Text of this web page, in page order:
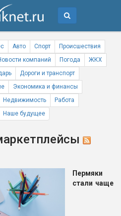
Авто Спорт
Происшествия
компаний Погода
ЖКХ
Дороги и транспорт
Экономика и финансы
Недвижимость
Работа
Наше будущее
Пермяки
стали чаще